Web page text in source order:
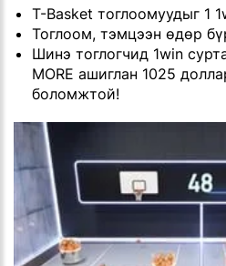
T-Basket тоглоомуудыг 1
Тоглоом, тэмцээн өдөр
Шинэ тоглогчид 1win
MORE ашиглан 1025
боломжтой!